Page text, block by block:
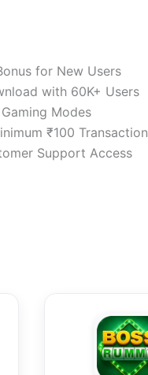
for New Users
with 60K+ Users
Modes
₹100 Transaction
Support Access